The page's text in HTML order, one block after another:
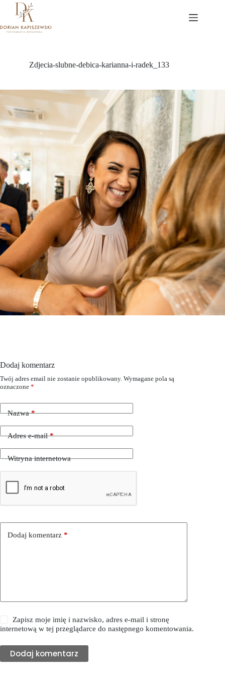
Przejdź
Zdjecia-slubne-debica-karianna-i-radek_133
Dodaj komentarz
Twój adres email nie zostanie opublikowany. Wymagane pola są
oznaczone *
Nazwa*
Adres e-mail*
Witryna internetowa
Dodaj komentarz *
Zapisz moje imię i nazwisko, adres e-mail i stronę
internetową w tej przeglądarce do następnego komentowania.
Dodaj komentarz